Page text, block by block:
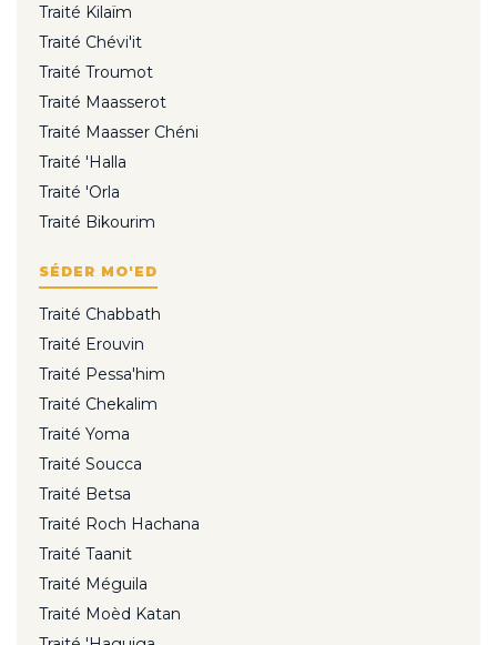
Traité Kilaïm
Traité Chévi'it
Traité Troumot
Traité Maasserot
Traité Maasser Chéni
Traité 'Halla
Traité 'Orla
Traité Bikourim
SÉDER MO'ED
Traité Chabbath
Traité Erouvin
Traité Pessa'him
Traité Chekalim
Traité Yoma
Traité Soucca
Traité Betsa
Traité Roch Hachana
Traité Taanit
Traité Méguila
Traité Moèd Katan